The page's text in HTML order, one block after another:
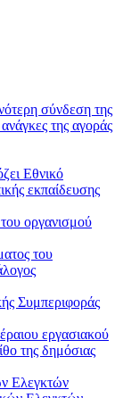
σύνδεση της
της αγοράς
Eθνικό
εκπαίδευσης
οργανισμού
του
Συμπεριφοράς
εργασιακού
της δημόσιας
Ελεγκτών